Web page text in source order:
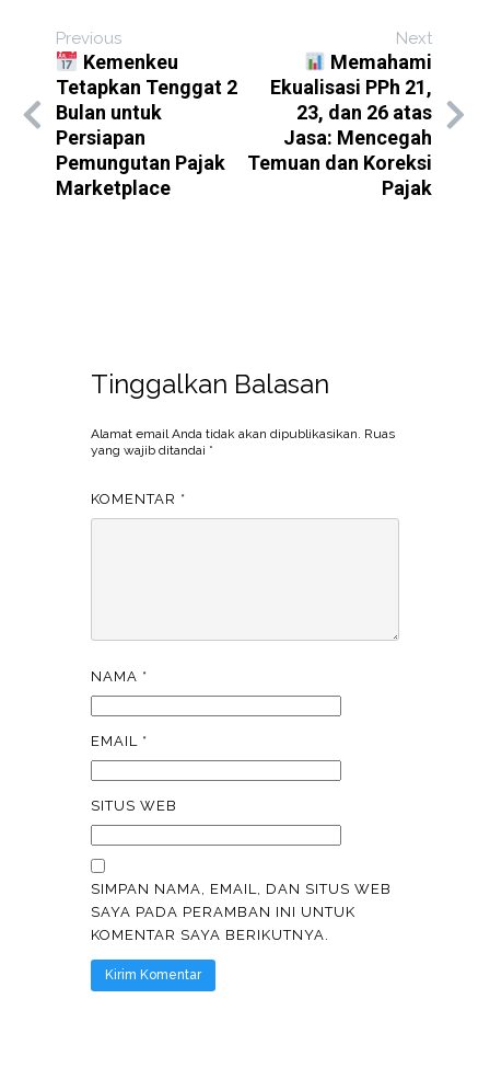
Previous
Kemenkeu
Tetapkan Tenggat 2
Bulan untuk
Persiapan
Pemungutan Pajak
Marketplace
Next
Memahami
Ekualisasi PPh 21,
23, dan 26 atas
Jasa: Mencegah
Temuan dan Koreksi
Pajak
Tinggalkan Balasan
Alamat email Anda tidak akan dipublikasikan. Ruas
yang wajib ditandai *
KOMENTAR *
NAMA *
EMAIL *
SITUS WEB
SIMPAN NAMA, EMAIL, DAN SITUS WEB
SAYA PADA PERAMBAN INI UNTUK
KOMENTAR SAYA BERIKUTNYA.